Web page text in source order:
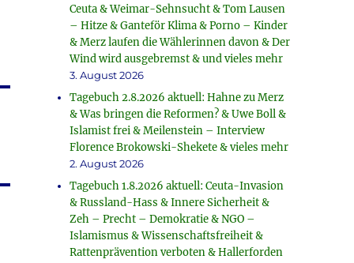
Ceuta & Weimar-Sehnsucht & Tom Lausen
– Hitze & Ganteför Klima & Porno – Kinder
& Merz laufen die Wählerinnen davon & Der
Wind wird ausgebremst & und vieles mehr
3. August 2026
Tagebuch 2.8.2026 aktuell: Hahne zu Merz
& Was bringen die Reformen? & Uwe Boll &
Islamist frei & Meilenstein – Interview
Florence Brokowski-Shekete & vieles mehr
2. August 2026
Tagebuch 1.8.2026 aktuell: Ceuta-Invasion
& Russland-Hass & Innere Sicherheit &
Zeh – Precht – Demokratie & NGO –
Islamismus & Wissenschaftsfreiheit &
Rattenprävention verboten & Hallerforden